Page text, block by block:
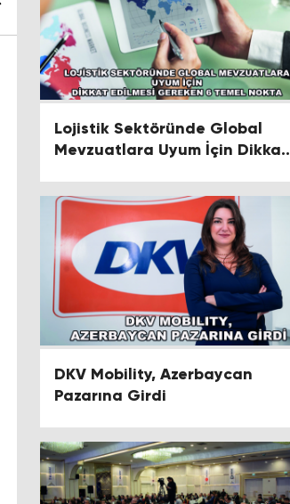
Lojistik Sektöründe Global
Mevzuatlara Uyum İçin Dikkat
Nokta
DKV Mobility, Azerbaycan
Pazarına Girdi